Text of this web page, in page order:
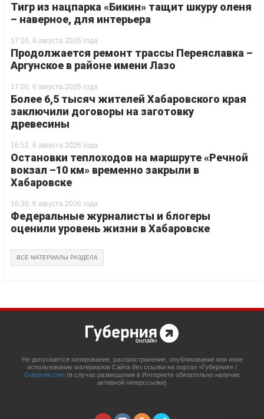
Тигр из нацпарка «Бикин» тащит шкуру оленя
– наверное, для интерьера
17:10, 6 августа 2026 года
Продолжается ремонт трассы Переяславка –
Аргунское в районе имени Лазо
17:00, 6 августа 2026 года
Более 6,5 тысяч жителей Хабаровского края
заключили договоры на заготовку
древесины
16:52, 6 августа 2026 года
Остановки теплоходов на маршруте «Речной
вокзал –10 км» временно закрыли в
Хабаровске
16:30, 6 августа 2026 года
Федеральные журналисты и блогеры
оценили уровень жизни в Хабаровске
ВСЕ МАТЕРИАЛЫ РАЗДЕЛА
Не допускается копирование, распространение, опубликование или иное
использование материалов Сайта без ссылки на портал «Губерния» /
Gubernia.com (в случае размещения в Интернете обязательно наличие
активной гиперссылки)